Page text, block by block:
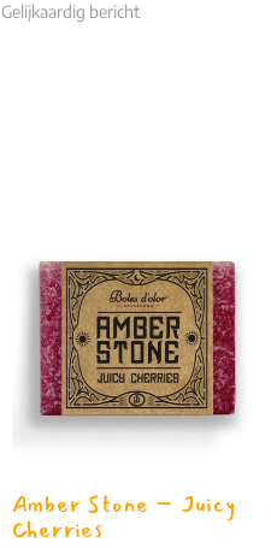
Gelijkaardig bericht
Amber Stone – Juicy
Cherries